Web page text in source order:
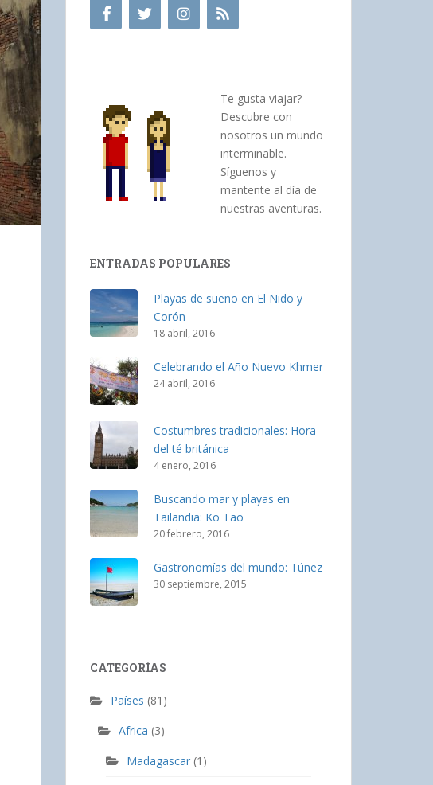
Te gusta viajar?
Descubre con
nosotros un mundo
interminable.
Síguenos y
mantente al día de
nuestras aventuras.
ENTRADAS POPULARES
Playas de sueño en El Nido y
Corón
18 abril, 2016
Celebrando el Año Nuevo Khmer
24 abril, 2016
Costumbres tradicionales: Hora
del té británica
4 enero, 2016
Buscando mar y playas en
Tailandia: Ko Tao
20 febrero, 2016
Gastronomías del mundo: Túnez
30 septiembre, 2015
CATEGORÍAS
Países (81)
Africa (3)
Madagascar (1)